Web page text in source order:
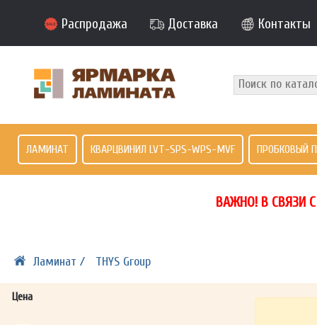
Распродажа Доставка Контакты
ЛАМИНАТ КВАРЦВИНИЛ LVT-SPS-WPS-MVF ПРОБКОВЫЙ
ВАЖНО! В СВЯЗИ
Ламинат / THYS Group
Цена